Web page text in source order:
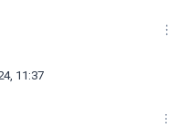
11:37